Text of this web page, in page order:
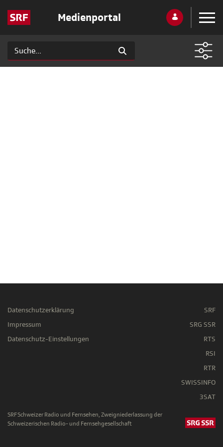
Medienportal
Datenschutzerklärung
Impressum
Datenschutz-Einstellungen
SRF
SRG SSR
RTS
RSI
RTR
SWISSINFO
3SAT
SRF Schweizer Radio und Fernsehen, Zweigniederlassung der
Schweizerischen Radio- und Fernsehgesellschaft